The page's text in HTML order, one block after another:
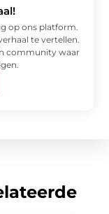
op ons platform.
te vertellen.
community waar